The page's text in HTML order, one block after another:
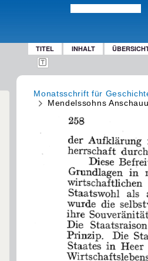
TITEL INHALT
Monatsschrift für
Mendelssohns